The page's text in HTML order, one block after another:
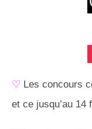
♡ Les concours
et ce jusqu’au 14